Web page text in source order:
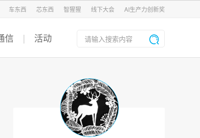
车东西 芯东西 智猩猩 线下大会 AI生产力创新奖
信 活动